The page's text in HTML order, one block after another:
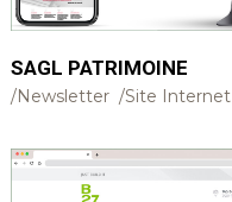
SAGL PATRIMOINE
Newsletter Site Internet